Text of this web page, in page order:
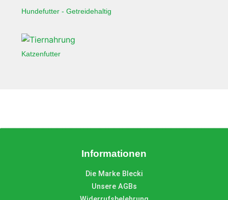
Hundefutter - Getreidehaltig
Katzenfutter
Informationen
Die Marke Blecki
Unsere AGBs